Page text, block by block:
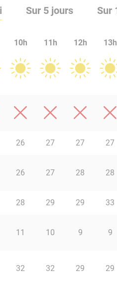
Sur 5 jours Sur
10h 11h 12h 13h
26 27 27 27
26 27 28 28
28 29 29 33
11 10 9 9
32 32 29 29